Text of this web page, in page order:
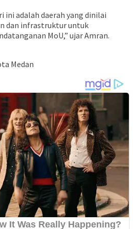
ini adalah daerah yang dinilai
dan infrastruktur untuk
MoU,” ujar Amran.
Medan